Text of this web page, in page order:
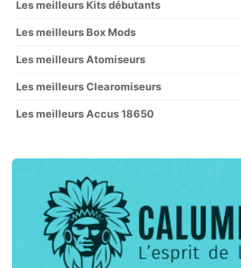
Les meilleurs Kits débutants
Les meilleurs Box Mods
Les meilleurs Atomiseurs
Les meilleurs Clearomiseurs
Les meilleurs Accus 18650